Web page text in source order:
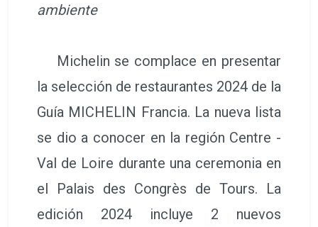
ambiente
Michelin se complace en presentar
la selección de restaurantes 2024 de la
Guía MICHELIN Francia. La nueva lista
se dio a conocer en la región Centre -
Val de Loire durante una ceremonia en
el Palais des Congrès de Tours. La
edición 2024 incluye 2 nuevos